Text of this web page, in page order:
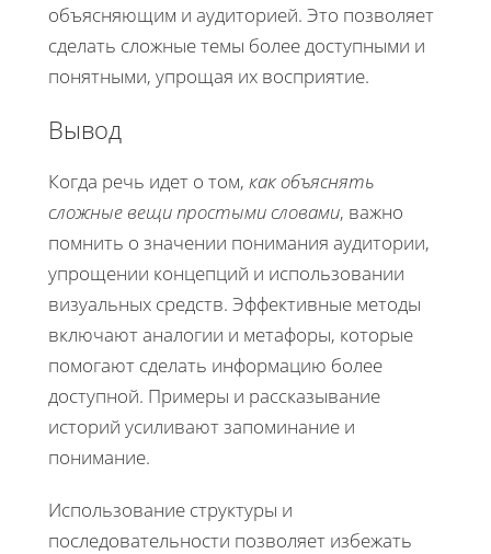
объясняющим и аудиторией. Это позволяет
сделать сложные темы более доступными и
понятными, упрощая их восприятие.
Вывод
Когда речь идет о том, как объяснять
сложные вещи простыми словами, важно
помнить о значении понимания аудитории,
упрощении концепций и использовании
визуальных средств. Эффективные методы
включают аналогии и метафоры, которые
помогают сделать информацию более
доступной. Примеры и рассказывание
историй усиливают запоминание и
понимание.
Использование структуры и
последовательности позволяет избежать